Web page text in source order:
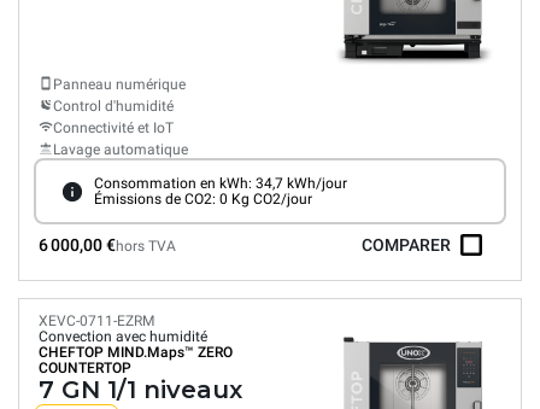
Panneau numérique
Control d'humidité
Connectivité et IoT
Lavage automatique
Consommation en kWh: 34,7 kWh/jour
Émissions de CO2: 0 Kg CO2/jour
6 000,00 €hors TVA COMPARER
XEVC-0711-EZRM
Convection avec humidité
CHEFTOP MIND.Maps™ ZERO
COUNTERTOP
7 GN 1/1 niveaux